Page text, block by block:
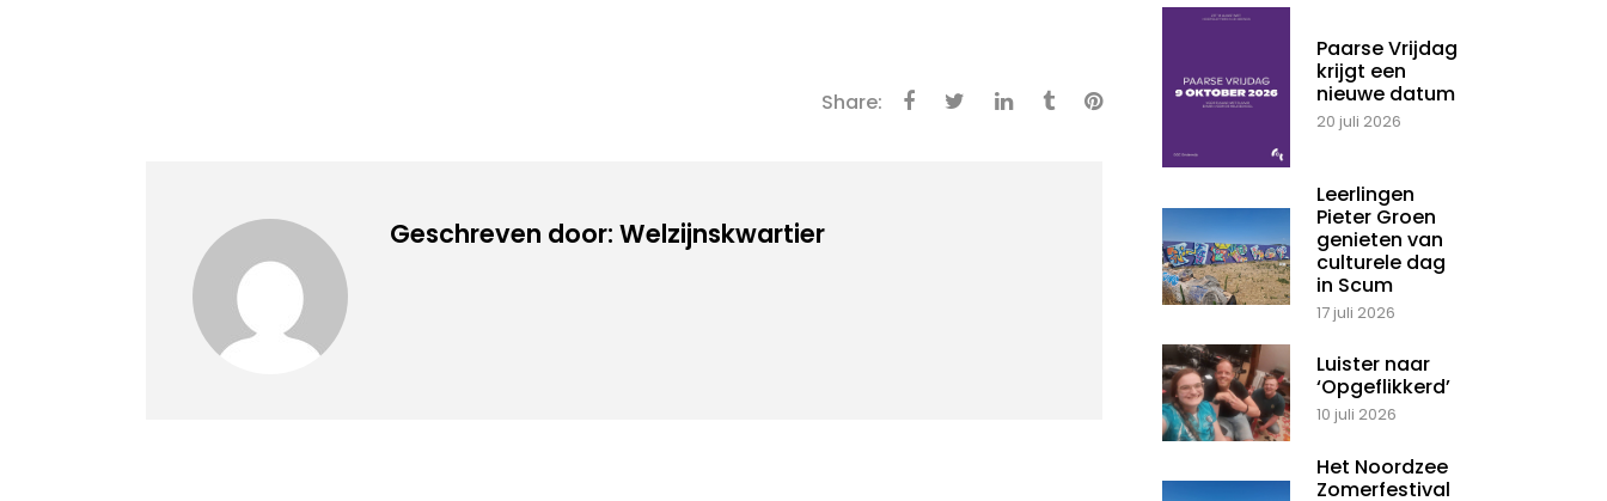
Share:
Geschreven door: Welzijnskwartier
Paarse Vrijdag
krijgt een
nieuwe datum
20 juli 2026
Leerlingen
Pieter Groen
genieten van
culturele dag
in Scum
17 juli 2026
Luister naar
‘Opgeflikkerd’
10 juli 2026
Het Noordzee
Zomerfestival